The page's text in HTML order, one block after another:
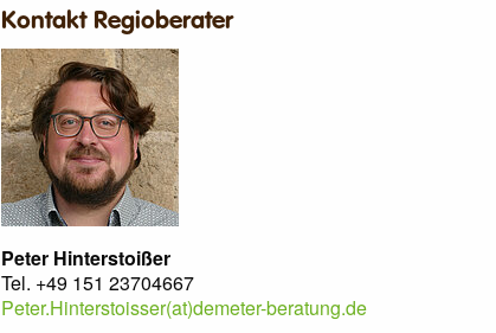
Kontakt Regioberater
Peter Hinterstoißer
Tel. +49 151 23704667
Peter.Hinterstoisser(at)demeter-beratung.de